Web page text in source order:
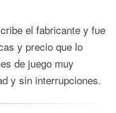
el fabricante y fue
y precio que lo
de juego muy
y sin interrupciones.